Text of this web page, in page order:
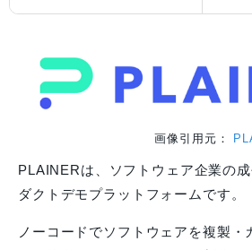
画像引用元：
PLAINERは、ソフトウェア企業の
ダクトデモプラットフォームです。
ノーコードでソフトウェアを複製・